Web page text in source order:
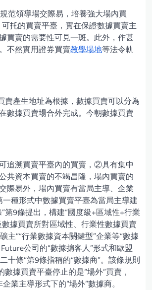
范領導場交際易，培養強大場內買
托的買賣平臺，實在保證數據買賣主
買賣的需要性可見一斑。此外，作甚
不然實用證券買賣教學場地等法令軌
產生地址為根據，數據買賣可以分為
數據買賣場合外完成。今朝數據買賣
追溯買賣平臺內的買賣，②具有集中
共資本買賣的不竭昌隆，場內買賣的
際易外，場內買賣有當局主導、企業
種形式中數據買賣平臺為當局主導建
9條提出，構建“國度級+區域性+行業
據買賣所對區域性、行業性數據買賣
主”“行業數據資本關鍵型”企業等“數據
公司的“數據掮客人”形式和歐盟
條”第9條指稱的“數據商”。該條規則
據買賣平臺停止的是“場外”買賣，
業主導形式下的“場外”數據商。